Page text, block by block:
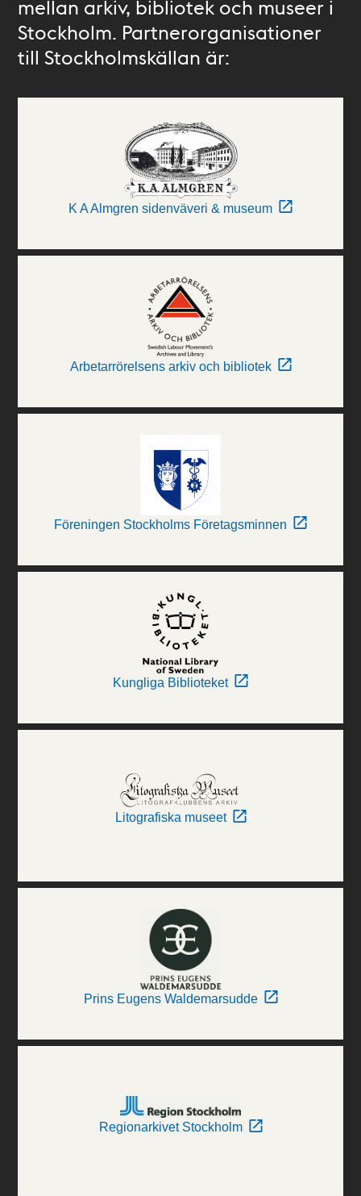
mellan arkiv, bibliotek och museer i
Stockholm. Partnerorganisationer
till Stockholmskällan är:
K A Almgren sidenväveri & museum
Arbetarrörelsens arkiv och bibliotek
Föreningen Stockholms Företagsminnen
Kungliga Biblioteket
Litografiska museet
Prins Eugens Waldemarsudde
Regionarkivet Stockholm